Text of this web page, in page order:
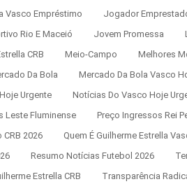
Vasco Empréstimo
Jogador
Rio E Maceió
Jovem Promessa
CRB
Meio-Campo
Melhores
Da Bola Mercado Da Bola Vasco
Urgente
Notícias Do Vasco Hoje
Leste Fluminense
Preço Ingressos Rei
2026
Quem É Guilherme Estrella
Resumo Notícias Futebol 2026
Estrella CRB
Transparência